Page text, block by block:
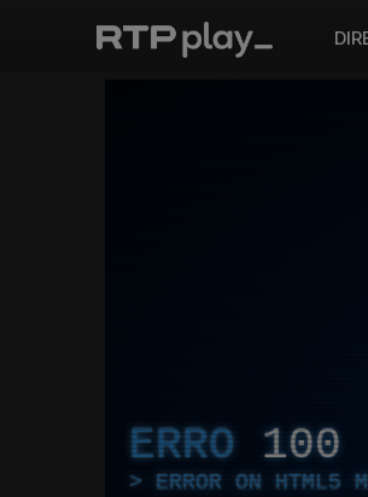
ERRO 100
ERROR ON HTML5